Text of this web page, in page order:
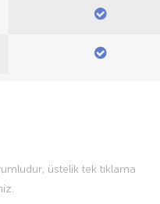
üstelik tek tıklama